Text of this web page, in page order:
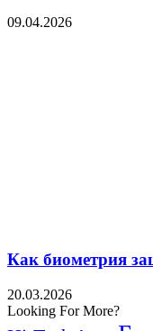
09.04.2026
Как биометрия
20.03.2026
Looking For More?